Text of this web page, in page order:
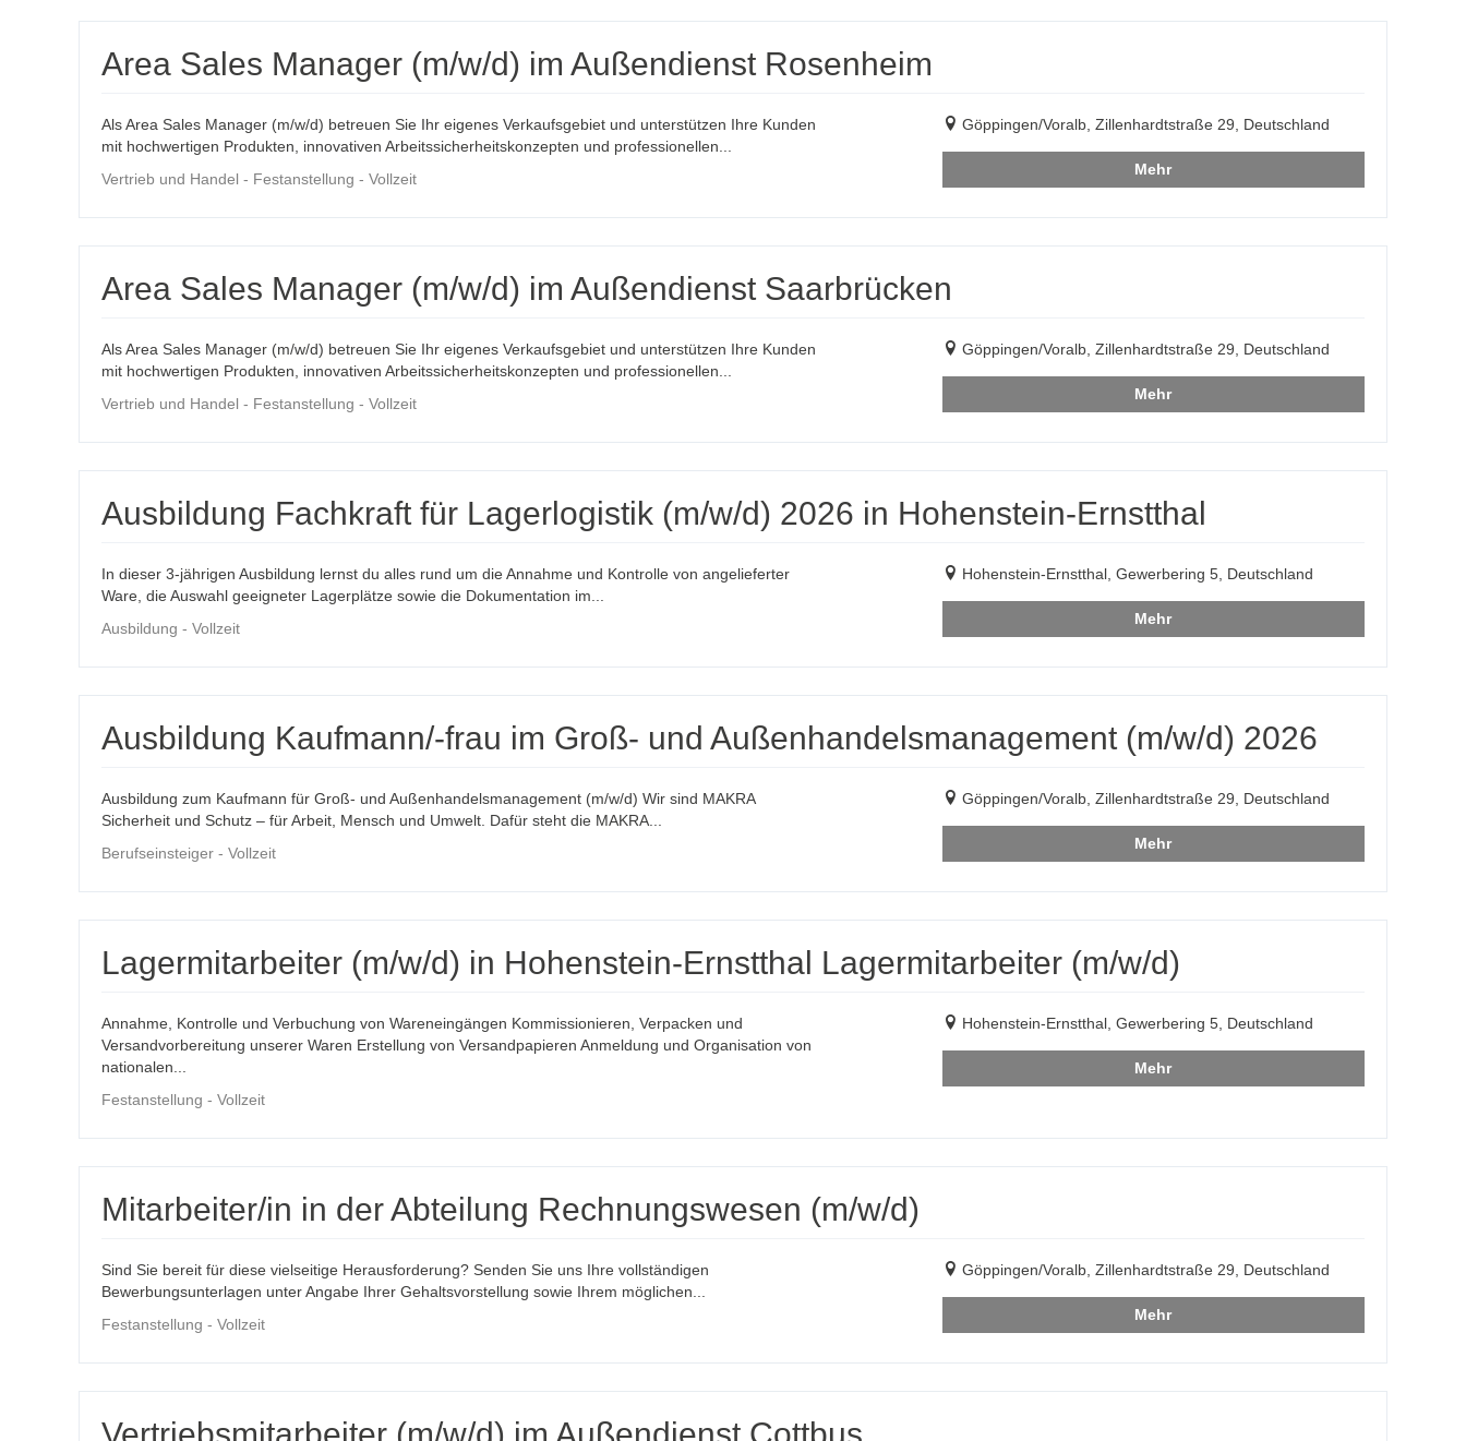
Area Sales Manager (m/w/d) im Außendienst Rosenheim
Als Area Sales Manager (m/w/d) betreuen Sie Ihr eigenes Verkaufsgebiet und unterstützen Ihre Kunden
mit hochwertigen Produkten, innovativen Arbeitssicherheitskonzepten und professionellen...
Vertrieb und Handel - Festanstellung - Vollzeit
Göppingen/Voralb, Zillenhardtstraße 29, Deutschland
Mehr
Area Sales Manager (m/w/d) im Außendienst Saarbrücken
Als Area Sales Manager (m/w/d) betreuen Sie Ihr eigenes Verkaufsgebiet und unterstützen Ihre Kunden
mit hochwertigen Produkten, innovativen Arbeitssicherheitskonzepten und professionellen...
Vertrieb und Handel - Festanstellung - Vollzeit
Göppingen/Voralb, Zillenhardtstraße 29, Deutschland
Mehr
Ausbildung Fachkraft für Lagerlogistik (m/w/d) 2026 in Hohenstein-Ernstthal
In dieser 3-jährigen Ausbildung lernst du alles rund um die Annahme und Kontrolle von angelieferter
Ware, die Auswahl geeigneter Lagerplätze sowie die Dokumentation im...
Ausbildung - Vollzeit
Hohenstein-Ernstthal, Gewerbering 5, Deutschland
Mehr
Ausbildung Kaufmann/-frau im Groß- und Außenhandelsmanagement (m/w/d) 2026
Ausbildung zum Kaufmann für Groß- und Außenhandelsmanagement (m/w/d) Wir sind MAKRA
Sicherheit und Schutz – für Arbeit, Mensch und Umwelt. Dafür steht die MAKRA...
Berufseinsteiger - Vollzeit
Göppingen/Voralb, Zillenhardtstraße 29, Deutschland
Mehr
Lagermitarbeiter (m/w/d) in Hohenstein-Ernstthal Lagermitarbeiter (m/w/d)
Annahme, Kontrolle und Verbuchung von Wareneingängen Kommissionieren, Verpacken und
Versandvorbereitung unserer Waren Erstellung von Versandpapieren Anmeldung und Organisation von
nationalen...
Festanstellung - Vollzeit
Hohenstein-Ernstthal, Gewerbering 5, Deutschland
Mehr
Mitarbeiter/in in der Abteilung Rechnungswesen (m/w/d)
Sind Sie bereit für diese vielseitige Herausforderung? Senden Sie uns Ihre vollständigen
Bewerbungsunterlagen unter Angabe Ihrer Gehaltsvorstellung sowie Ihrem möglichen...
Festanstellung - Vollzeit
Göppingen/Voralb, Zillenhardtstraße 29, Deutschland
Mehr